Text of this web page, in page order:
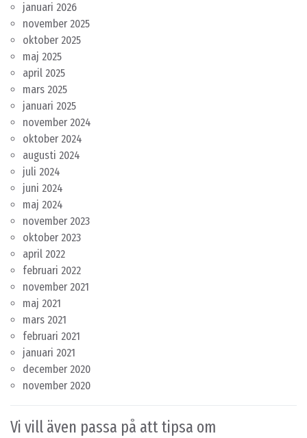
januari 2026
november 2025
oktober 2025
maj 2025
april 2025
mars 2025
januari 2025
november 2024
oktober 2024
augusti 2024
juli 2024
juni 2024
maj 2024
november 2023
oktober 2023
april 2022
februari 2022
november 2021
maj 2021
mars 2021
februari 2021
januari 2021
december 2020
november 2020
Vi vill även passa på att tipsa om